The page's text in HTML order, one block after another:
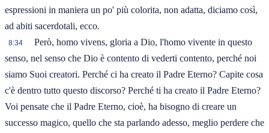
espressioni in maniera un po' più colorita, non adatta, diciamo così,
ad abiti sacerdotali, ecco.
8:34
Però, homo vivens, gloria a Dio, l'homo vivente in questo
senso, nel senso che Dio è contento di vederti contento, perché noi
siamo Suoi creatori. Perché ci ha creato il Padre Eterno? Capite cosa
c'è dentro tutto questo discorso? Perché ti ha creato il Padre Eterno?
Voi pensate che il Padre Eterno, cioè, ha bisogno di creare un
successo magico, quello che sta parlando adesso, meglio perdere che